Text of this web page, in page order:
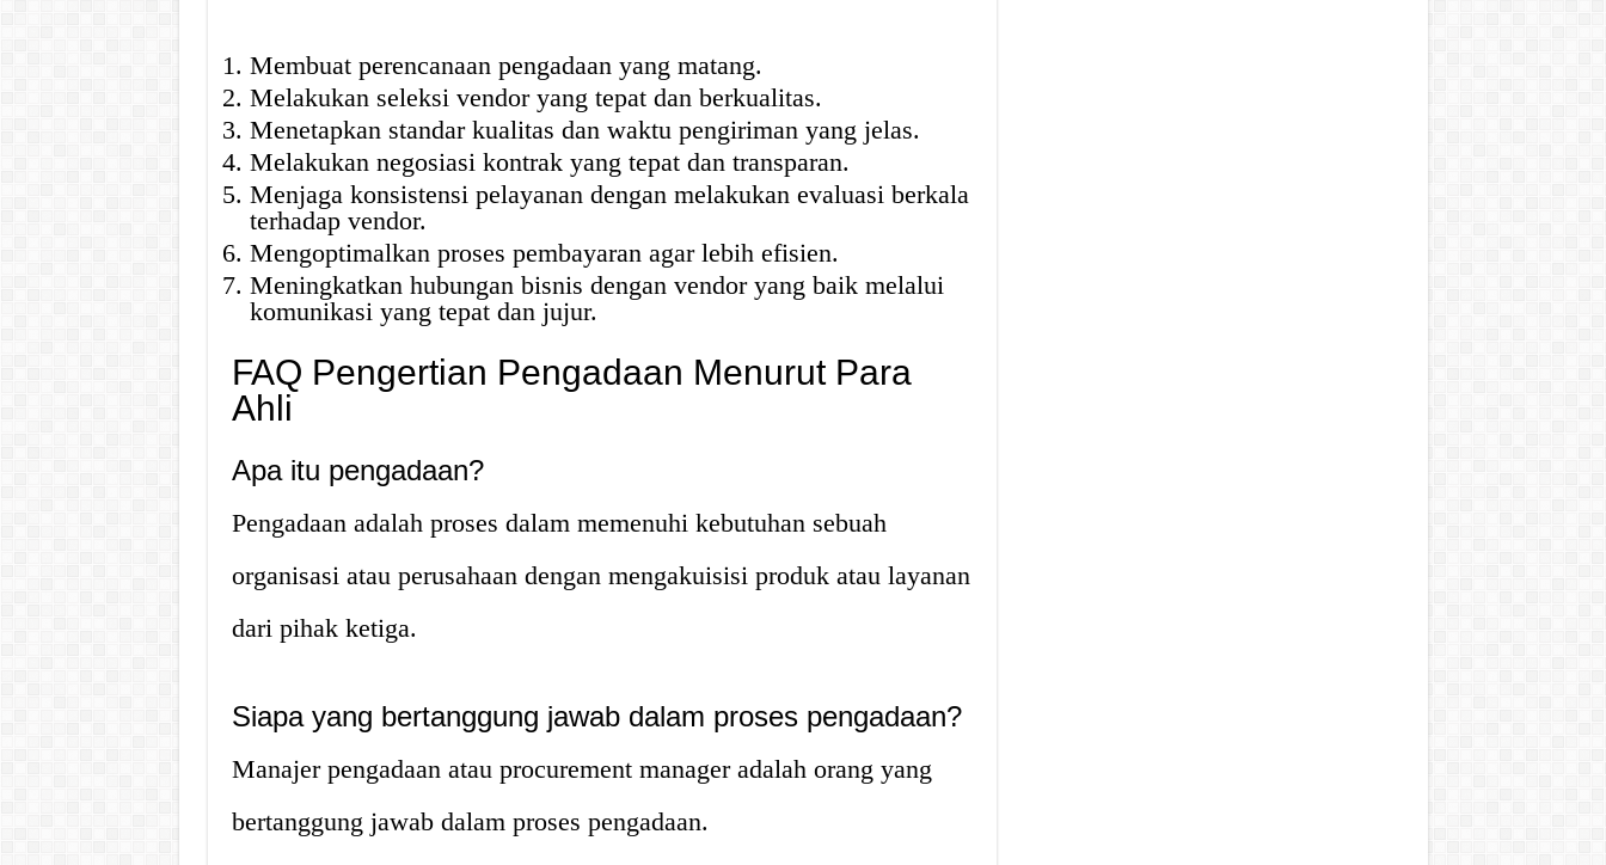
Membuat perencanaan pengadaan yang matang.
Melakukan seleksi vendor yang tepat dan berkualitas.
Menetapkan standar kualitas dan waktu pengiriman yang jelas.
Melakukan negosiasi kontrak yang tepat dan transparan.
Menjaga konsistensi pelayanan dengan melakukan evaluasi berkala
terhadap vendor.
Mengoptimalkan proses pembayaran agar lebih efisien.
Meningkatkan hubungan bisnis dengan vendor yang baik melalui
komunikasi yang tepat dan jujur.
FAQ Pengertian Pengadaan Menurut Para
Ahli
Apa itu pengadaan?
Pengadaan adalah proses dalam memenuhi kebutuhan sebuah
organisasi atau perusahaan dengan mengakuisisi produk atau layanan
dari pihak ketiga.
Siapa yang bertanggung jawab dalam proses pengadaan?
Manajer pengadaan atau procurement manager adalah orang yang
bertanggung jawab dalam proses pengadaan.